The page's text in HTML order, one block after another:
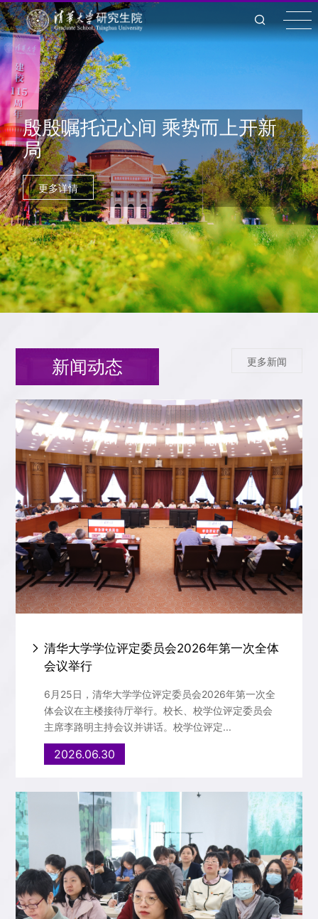
清华大学2025年度研究生教育
工作回顾
更多详情
新闻动态 更多新闻
清华大学学位评定委员会2026年第一次全体
会议举行
6月25日，清华大学学位评定委员会2026年第一次全
体会议在主楼接待厅举行。校长、校学位评定委员会
主席李路明主持会议并讲话。校学位评定...
2026.06.30